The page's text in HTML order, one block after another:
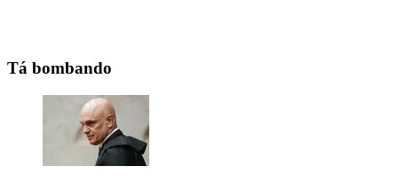
Tá bombando